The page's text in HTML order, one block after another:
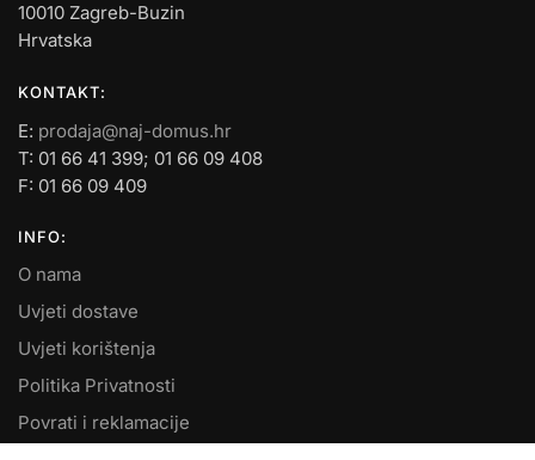
10010 Zagreb-Buzin
Hrvatska
KONTAKT:
E: prodaja@naj-domus.hr
T: 01 66 41 399; 01 66 09 408
F: 01 66 09 409
INFO:
O nama
Uvjeti dostave
Uvjeti korištenja
Politika Privatnosti
Povrati i reklamacije